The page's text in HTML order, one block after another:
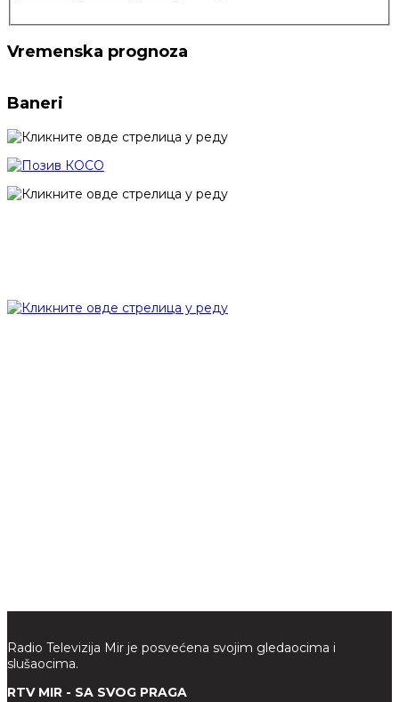
Vremenska prognoza
Baneri
Radio Televizija Mir je posvećena svojim gledaocima i
slušaocima.
RTV MIR - SA SVOG PRAGA